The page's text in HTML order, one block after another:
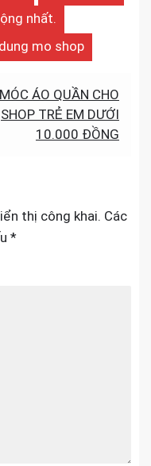
nhất.
mo shop
MÓC ÁO QUẦN CHO
SHOP TRẺ EM DƯỚI
10.000 ĐỒNG
thị công khai. Các
*